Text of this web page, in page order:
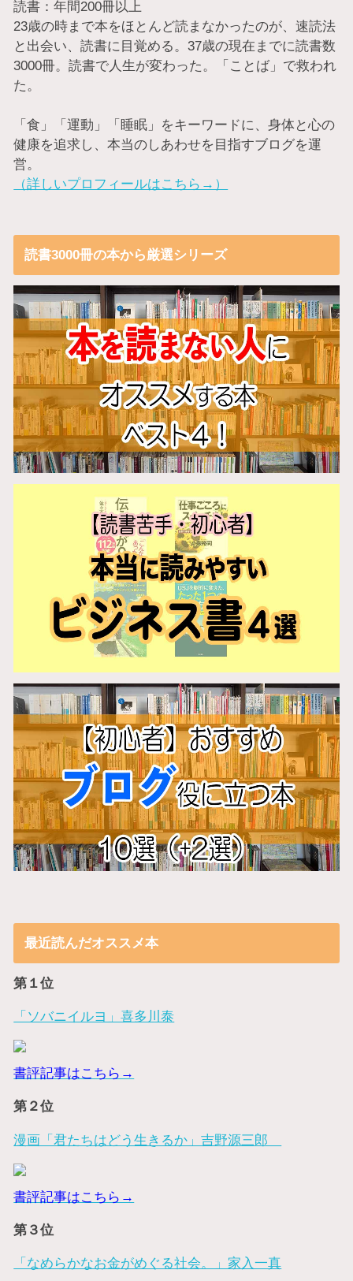
読書：年間200冊以上
23歳の時まで本をほとんど読まなかったのが、速読法
と出会い、読書に目覚める。37歳の現在までに読書数
3000冊。読書で人生が変わった。「ことば」で救われ
た。
「食」「運動」「睡眠」をキーワードに、身体と心の
健康を追求し、本当のしあわせを目指すブログを運
営。
（詳しいプロフィールはこちら→）
読書3000冊の本から厳選シリーズ
最近読んだオススメ本
第１位
「ソバニイルヨ」喜多川泰
書評記事はこちら→
第２位
漫画「君たちはどう生きるか」吉野源三郎
書評記事はこちら→
第３位
「なめらかなお金がめぐる社会。」家入一真